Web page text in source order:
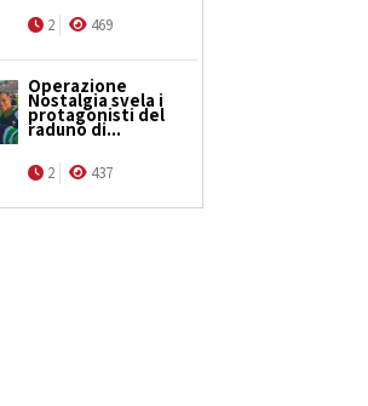
2 469
Operazione
Nostalgia svela i
protagonisti del
raduno di...
2 437